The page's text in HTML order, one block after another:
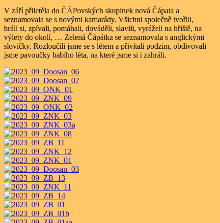
V září přiletěla do ČÁPovských skupinek nová Čápata a
seznamovala se s novými kamarády. Všichni společně tvořili,
hráli si, zpívali, pomáhali, dováděli, slavili, vyráželi na hřiště, na
výlety do okolí, … Zelená Čápátka se seznamovala s anglickými
slovíčky. Rozloučili jsme se s létem a přivítali podzim, obdivovali
jsme pavoučky babího léta, na které jsme si i zahráli.